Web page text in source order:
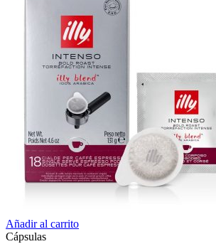
Añadir al carrito
Cápsulas